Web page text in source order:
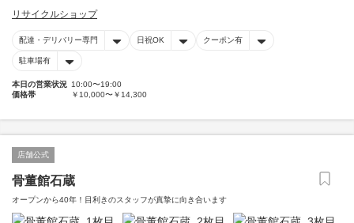
リサイクルショップ
配達・デリバリー専門 日祝OK クーポン有
駐車場有
本日の営業状況 10:00〜19:00
価格帯
￥10,000〜￥14,300
店舗公式
骨董館石蔵
オープンから40年！目利きのスタッフが真摯に向き合います